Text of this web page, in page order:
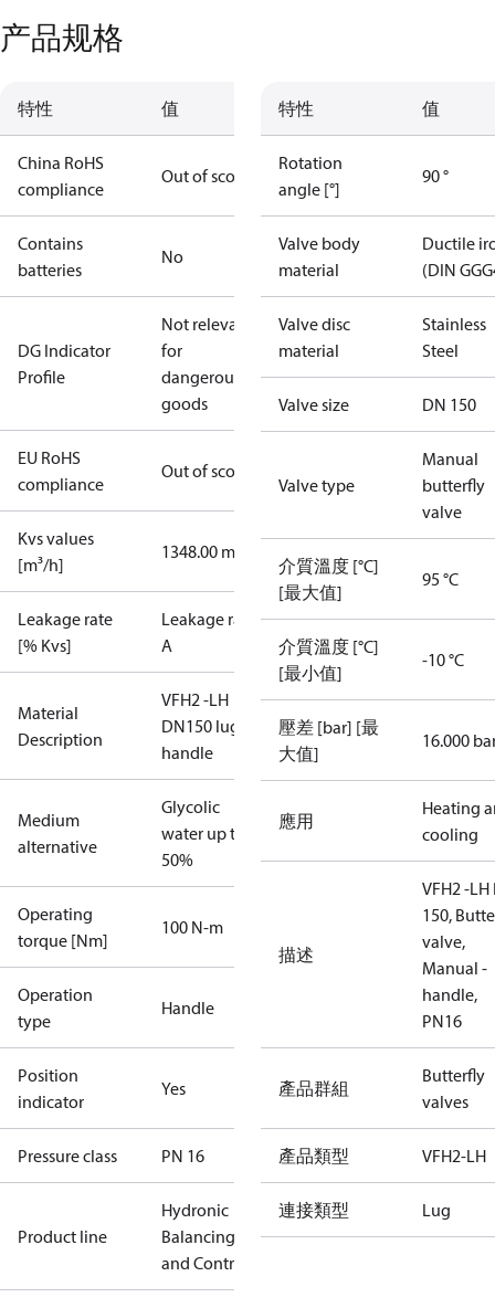
产品规格
特性 值
China RoHS
compliance
Out of scope
Contains
batteries
No
DG Indicator
Profile
Not relevant
for
dangerous
goods
EU RoHS
compliance
Out of scope
Kvs values
[m³/h]
1348.00 m³/h
Leakage rate
[% Kvs]
Leakage rate
A
Material
Description
VFH2 -LH
DN150 lug
handle
Medium
alternative
Glycolic
water up to
50%
Operating
torque [Nm]
100 N-m
Operation
type
Handle
Position
indicator
Yes
Pressure class PN 16
Product line
Hydronic
Balancing
and Controls
特性 值
Rotation
angle [°]
90 °
Valve body
material
Ductile
(DIN
Valve disc
material
Stainless
Steel
Valve size DN 150
Valve type
Manual
butterfly
valve
介質溫度 [°C]
[最大值]
95 °C
介質溫度 [°C]
[最小值]
-10 °C
壓差 [bar] [最
大值]
16.000
應用
Heating
cooling
描述
VFH2 -LH
150,
valve,
Manual -
handle,
PN16
產品群組
Butterfly
valves
產品類型 VFH2-LH
連接類型 Lug